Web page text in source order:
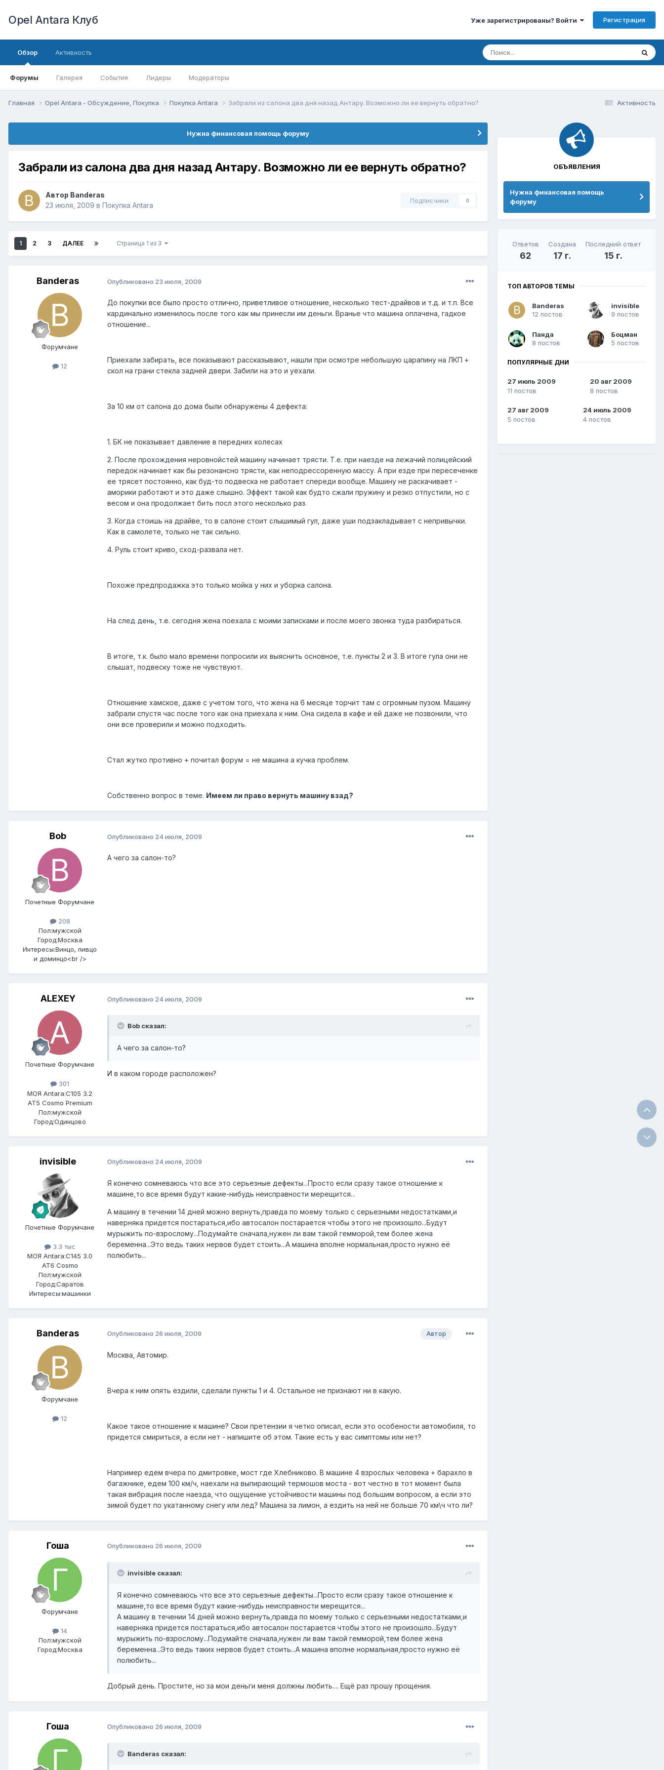
Opel Antara Клуб Уже зарегистрированы? Войти Регистрация
Обзор
Форумы Галерея События Лидеры Модераторы
Активность
Активность
Главная Opel Antara - Обсуждение, Покупка Покупка Antara Забрали из салона два дня назад Антару. Возможно ли ее вернуть обратно?
Нужна финансовая помощь форуму
Забрали из салона два дня назад Антару. Возможно ли ее вернуть обратно?
Автор Banderas
23 июля, 2009 в Покупка Antara
Подписчики 0
1 2 3 ДАЛЕЕ Страница 1 из 3
Banderas
Форумчане
12
Опубликовано 23 июля, 2009
До покупки все было просто отлично, приветливое отношение, несколько тест-драйвов и т.д. и т.п. Все
кардинально изменилось после того как мы принесли им деньги. Вранье что машина оплачена, гадкое
отношение...
Приехали забирать, все показывают рассказывают, нашли при осмотре небольшую царапину на ЛКП +
скол на грани стекла задней двери. Забили на это и уехали.
За 10 км от салона до дома были обнаружены 4 дефекта:
1. БК не показывает давление в передних колесах
2. После прохождения неровнойстей машину начинает трясти. Т.е. при наезде на лежачий полицейский
передок начинает как бы резонансно трясти, как неподрессоренную массу. А при езде при пересеченке
ее трясет постоянно, как буд-то подвеска не работает спереди вообще. Машину не раскачивает -
аморики работают и это даже слышно. Эффект такой как будто сжали пружину и резко отпустили, но с
весом и она продолжает бить посл этого несколько раз.
3. Когда стоишь на драйве, то в салоне стоит слышимый гул, даже уши подзакладывает с непривычки.
Как в самолете, только не так сильно.
4. Руль стоит криво, сход-развала нет.
Похоже предпродажка это только мойка у них и уборка салона.
На след день, т.е. сегодня жена поехала с моими записками и после моего звонка туда разбираться.
В итоге, т.к. было мало времени попросили их выяснить основное, т.е. пункты 2 и 3. В итоге гула они не
слышат, подвеску тоже не чувствуют.
Отношение хамское, даже с учетом того, что жена на 6 месяце торчит там с огромным пузом. Машину
забрали спустя час после того как она приехала к ним. Она сидела в кафе и ей даже не позвонили, что
они все проверили и можно подходить.
Стал жутко противно + почитал форум = не машина а кучка проблем.
Собственно вопрос в теме. Имеем ли право вернуть машину взад?
Bob
Почетные Форумчане
208
Пол:мужской
Город:Москва
Интересы:Винцо, пивцо
и доминцо<br />
Опубликовано 24 июля, 2009
А чего за салон-то?
ALEXEY
Почетные Форумчане
301
МОЯ Antara:C105 3.2
AT5 Cosmo Premium
Пол:мужской
Город:Одинцово
Опубликовано 24 июля, 2009
Bob сказал:
А чего за салон-то?
И в каком городе расположен?
invisible
Почетные Форумчане
3.3 тыс
МОЯ Antara:C145 3.0
AT6 Cosmo
Пол:мужской
Город:Саратов
Интересы:машинки
Опубликовано 24 июля, 2009
Я конечно сомневаюсь что все это серьезные дефекты...Просто если сразу такое отношение к
машине,то все время будут какие-нибудь неисправности мерещится...
А машину в течении 14 дней можно вернуть,правда по моему только с серьезными недостатками,и
наверняка придется постараться,ибо автосалон постарается чтобы этого не произошло...Будут
мурыжить по-взрослому...Подумайте сначала,нужен ли вам такой гемморой,тем более жена
беременна...Это ведь таких нервов будет стоить...А машина вполне нормальная,просто нужно её
полюбить...
Banderas
Форумчане
12
Автор
Опубликовано 26 июля, 2009
Москва, Автомир.
Вчера к ним опять ездили, сделали пункты 1 и 4. Остальное не признают ни в какую.
Какое такое отношение к машине? Свои претензии я четко описал, если это особености автомобиля, то
придется смириться, а если нет - напишите об этом. Такие есть у вас симптомы или нет?
Например едем вчера по дмитровке, мост где Хлебниково. В машине 4 взрослых человека + барахло в
багажнике, едем 100 км/ч, наехали на выпирающий термошов моста - вот честно в тот момент была
такая вибрация после наезда, что ощущение устойчивости машины под большим вопросом, а если это
зимой будет по укатанному снегу или лед? Машина за лимон, а ездить на ней не больше 70 км\ч что ли?
Гоша
Форумчане
14
Пол:мужской
Город:Москва
Опубликовано 26 июля, 2009
invisible сказал:
Я конечно сомневаюсь что все это серьезные дефекты...Просто если сразу такое отношение к
машине,то все время будут какие-нибудь неисправности мерещится...
А машину в течении 14 дней можно вернуть,правда по моему только с серьезными недостатками,и
наверняка придется постараться,ибо автосалон постарается чтобы этого не произошло...Будут
мурыжить по-взрослому...Подумайте сначала,нужен ли вам такой гемморой,тем более жена
беременна...Это ведь таких нервов будет стоить...А машина вполне нормальная,просто нужно её
полюбить...
Добрый день. Простите, но за мои деньги меня должны любить.... Ещё раз прошу прощения.
Гоша Опубликовано 26 июля, 2009
Banderas сказал:
ОБЪЯВЛЕНИЯ
Нужна финансовая помощь
форуму
Ответов
62
Создана
17 г.
Последний ответ
15 г.
ТОП АВТОРОВ ТЕМЫ
Banderas
12 постов
invisible
9 постов
Панда
8 постов
Боцман
5 постов
ПОПУЛЯРНЫЕ ДНИ
27 июль 2009
11 постов
20 авг 2009
8 постов
27 авг 2009
5 постов
24 июль 2009
4 постов